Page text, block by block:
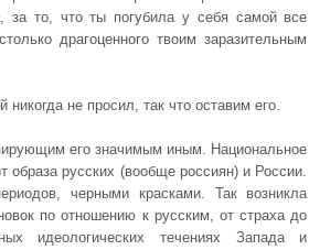
за то, что ты погубила у себя самой все
драгоценного твоим заразительным
не просил, так что оставим его.
его значимым иным. Национальное
образа русских (вообще россиян) и России.
черными красками. Так возникла
по отношению к русским, от страха до
идеологических течениях Запада и